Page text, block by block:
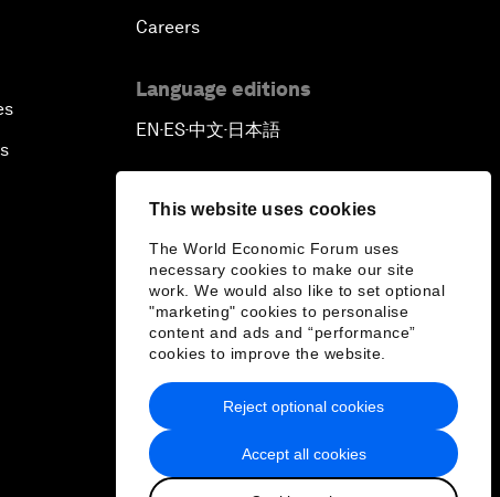
This website uses cookies
The World Economic Forum uses
necessary cookies to make our site
work. We would also like to set optional
"marketing" cookies to personalise
content and ads and “performance”
cookies to improve the website.
Accept all cookies
Reject optional cookies
Careers
Language editions
EN ▪ ES▪中文▪ 日本語